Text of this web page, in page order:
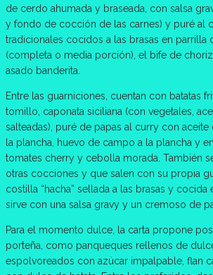
de cerdo ahumada y braseada, con salsa
y fondo de cocción de las carnes) y puré al
tradicionales cocidos a las brasas en parrilla
(completa o media porción), el bife de
asado banderita.
Entre las guarniciones, cuentan con batatas
tomillo, caponata siciliana (con vegetales,
salteadas), puré de papas al curry con aceite
la plancha, huevo de campo a la plancha y
tomates cherry y cebolla morada. También
otras cocciones y que salen con su propia
costilla “hacha” sellada a las brasas y
sirve con una salsa gravy y un cremoso de
Para el momento dulce, la carta propone
porteña, como panqueques rellenos de
espolvoreados con azúcar impalpable, flan